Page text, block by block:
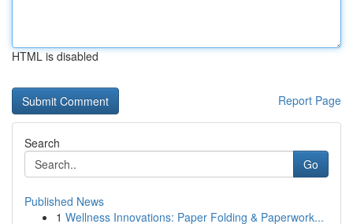
HTML is disabled
Report Page
Search
Go
Published News
1 Wellness Innovations: Paper Folding & Paperwork...